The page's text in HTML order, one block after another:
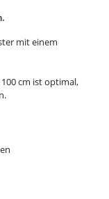
mit einem
cm ist optimal,